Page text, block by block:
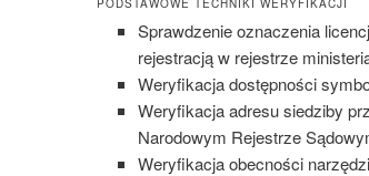
Sprawdzenie oznaczenia
rejestracją w rejestrze
Weryfikacja dostępności
Weryfikacja adresu siedziby
Narodowym Rejestrze
Weryfikacja obecności